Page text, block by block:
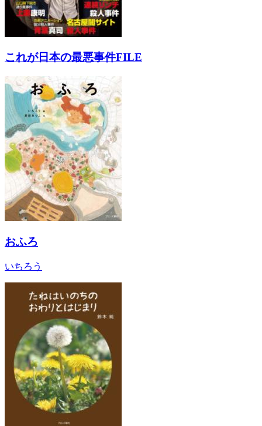
これが日本の最悪事件FILE
おふろ
いちろう